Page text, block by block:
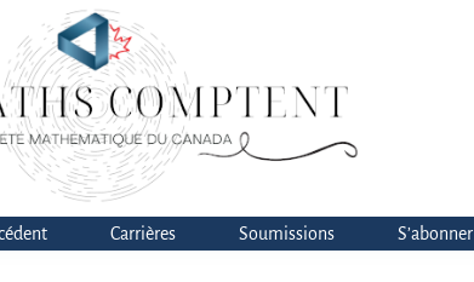
Carrières Soumissions S’abonner